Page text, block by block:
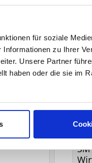
für soziale
zu Ihrer
Unsere Partner
haben oder die sie im
SM